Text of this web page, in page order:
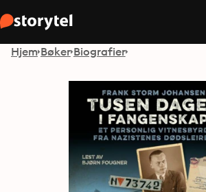
Hjem Bøker Biografier